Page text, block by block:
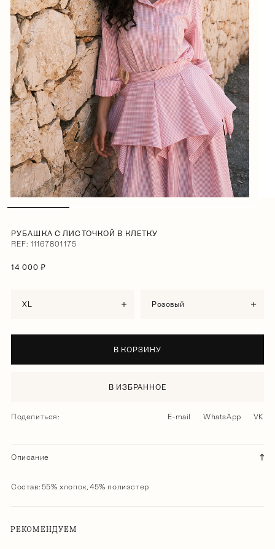
РУБАШКА С ЛИСТОЧКОЙ В КЛЕТКУ
REF: 11167801175
14 000 ₽
XL розовый
В КОРЗИНУ
В ИЗБРАННОЕ
Поделиться: E-mail WhatsApp VK
Описание
Состав: 55% хлопок, 45% полиэстер
РЕКОМЕНДУЕМ